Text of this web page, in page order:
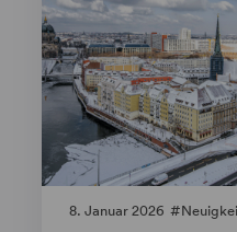
8. Januar 2026